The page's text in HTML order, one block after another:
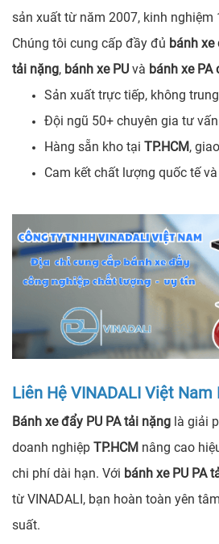
sản xuất từ năm 2007, kinh nghiệm
Chúng tôi cung cấp đầy đủ bánh xe
tải nặng, bánh xe PU và bánh xe PA
Sản xuất trực tiếp, không
Đội ngũ 50+ chuyên gia tư
Hàng sẵn kho tại TP.HCM,
Cam kết chất lượng quốc tế
Liên Hệ VINADALI Việt Nam
Bánh xe đẩy PU PA tải nặng là giải
doanh nghiệp TP.HCM nâng cao
chi phí dài hạn. Với bánh xe PU PA
từ VINADALI, bạn hoàn toàn yên
suất.